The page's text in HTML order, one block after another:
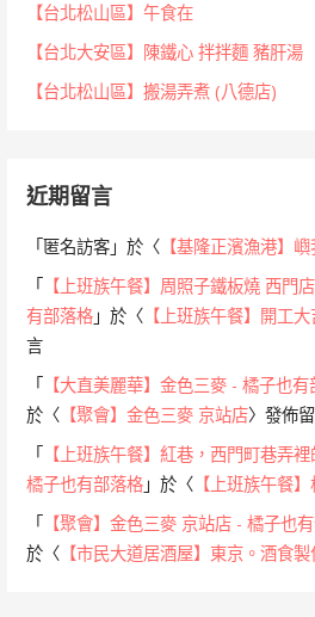
【台北松山區】午食在
【台北大安區】陳鐵心 拌拌麵 豬肝湯
【台北松山區】搬湯弄煮 (八德店)
近期留言
「匿名訪客 」於〈 【基隆正濱漁港】
「 【上班族午餐】周照子鐵板燒 西門
有部落格 」於〈 【上班族午餐】開工
言
「 【大直美麗華】金色三麥 - 橘子也
於〈 【聚會】金色三麥 京站店〉發佈
「 【上班族午餐】紅巷，西門町巷弄
橘子也有部落格 」於〈 【上班族午餐
「 【聚會】金色三麥 京站店 - 橘子也
於〈 【市民大道居酒屋】東京。酒食